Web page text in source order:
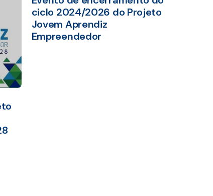
ciclo 2024/2026 do Projeto
Jovem Aprendiz
Empreendedor